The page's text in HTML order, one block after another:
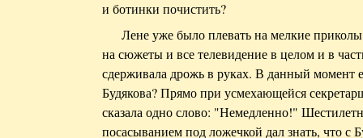
и ботинки почистить?
Лене уже было плевать на мелкие
на сюжеты и все телевидение в целом и в
сдерживала дрожь в руках. В данный момент
Будякова? Прямо при усмехающейся
сказала одно слово: "Немедленно!"
посасыванием под ложечкой дал знать, что с